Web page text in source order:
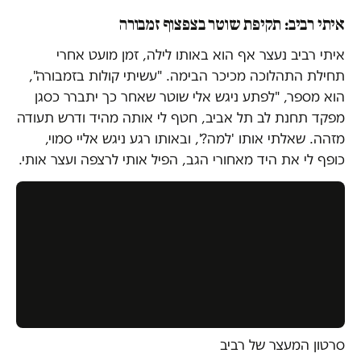
איתי רביב: תקיפת שוטר בצפצוף זמבורה
איתי רביב נעצר אף הוא באותו לילה, זמן מועט אחרי
תחילת התהלוכה מכיכר הבימה. "עשיתי קולות בזמבורה",
הוא מספר, "לפתע ניגש אלי שוטר שאחר כך יתברר כסגן
מפקד תחנת לב תל אביב, חטף לי אותה מהיד ודרש תעודה
מזהה. שאלתי אותו 'למה?', ובאותו רגע ניגש אליי סמוי,
כופף לי את היד מאחורי הגב, הפיל אותי לרצפה ועצר אותי.
סרטון המעצר של רביב